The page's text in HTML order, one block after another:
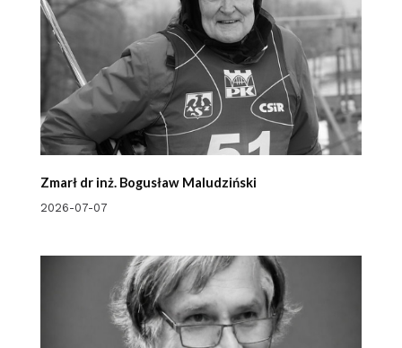
Zmarł dr inż. Bogusław Maludziński
2026-07-07